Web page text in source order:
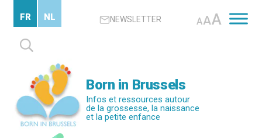
contenu
principal
NEWSLETTER AAA
Rechercher :
FR NL
Born in Brussels
Infos et ressources autour
de la grossesse, la naissance
et la petite enfance